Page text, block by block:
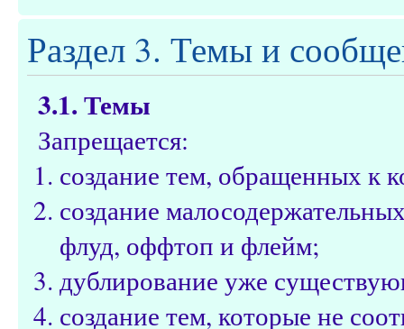
Раздел 3. Темы и
3.1. Темы
Запрещается:
создание тем, обращенных к
создание
флуд, оффтоп и флейм;
дублирование уже
создание тем, которые не